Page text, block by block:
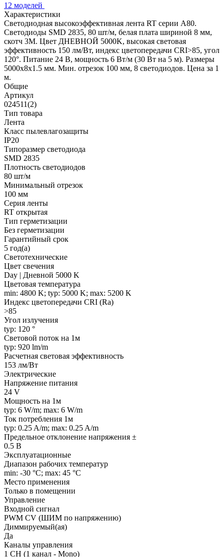
12 моделей
Характеристики
Светодиодная высокоэффективная лента RT серии A80.
Светодиоды SMD 2835, 80 шт/м, белая плата шириной 8 мм,
скотч 3M. Цвет ДНЕВНОЙ 5000K, высокая световая
эффективность 150 лм/Вт, индекс цветопередачи CRI>85, угол
120°. Питание 24 В, мощность 6 Вт/м (30 Вт на 5 м). Размеры
5000x8x1.5 мм. Мин. отрезок 100 мм, 8 светодиодов. Цена за 1
м.
Общие
Артикул
024511(2)
Тип товара
Лента
Класс пылевлагозащиты
IP20
Типоразмер светодиода
SMD 2835
Плотность светодиодов
80 шт/м
Минимальный отрезок
100 мм
Серия ленты
RT открытая
Тип герметизации
Без герметизации
Гарантийный срок
5 год(а)
Светотехнические
Цвет свечения
Day | Дневной 5000 K
Цветовая температура
min: 4800 K; typ: 5000 K; max: 5200 K
Индекс цветопередачи CRI (Ra)
>85
Угол излучения
typ: 120 °
Световой поток на 1м
typ: 920 lm/m
Расчетная световая эффективность
153 лм/Вт
Электрические
Напряжение питания
24 V
Мощность на 1м
typ: 6 W/m; max: 6 W/m
Ток потребления 1м
typ: 0.25 A/m; max: 0.25 A/m
Предельное отклонение напряжения ±
0.5 В
Эксплуатационные
Диапазон рабочих температур
min: -30 °C; max: 45 °C
Место применения
Только в помещении
Управление
Входной сигнал
PWM СV (ШИМ по напряжению)
Диммируемый(ая)
Да
Каналы управления
1 CH (1 канал - Mono)